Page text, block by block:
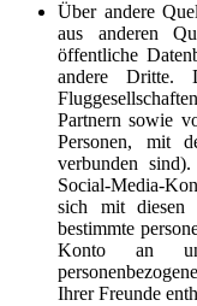
Über andere
aus anderen
öffentliche
andere Dritte.
Partnern sowie
Personen, mit
verbunden
Social-Media-
sich mit diesen
bestimmte
Konto an
Ihrer Freunde